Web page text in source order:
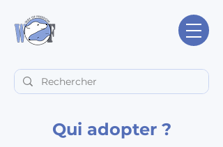
Qui adopter ?